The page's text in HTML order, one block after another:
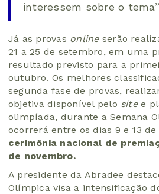
interessem sobre o
Já as provas onlineserão
21 a 25 de setembro, em uma
resultado previsto para a
outubro. Os melhores
segunda fase de provas,
objetiva disponível pelo sitee
olimpíada, durante a Semana
ocorrerá entre os dias 9 e 13
cerimônia nacional de
de novembro.
A presidente da Abradee
Olímpica visa a intensificação